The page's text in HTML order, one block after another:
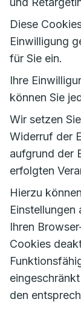
Diese
Einwilligung
für Sie ein.
Ihre
können Sie
Wir setzen
Widerruf der
aufgrund der
erfolgten
Hierzu
Einstellungen
Ihren
Cookies
den